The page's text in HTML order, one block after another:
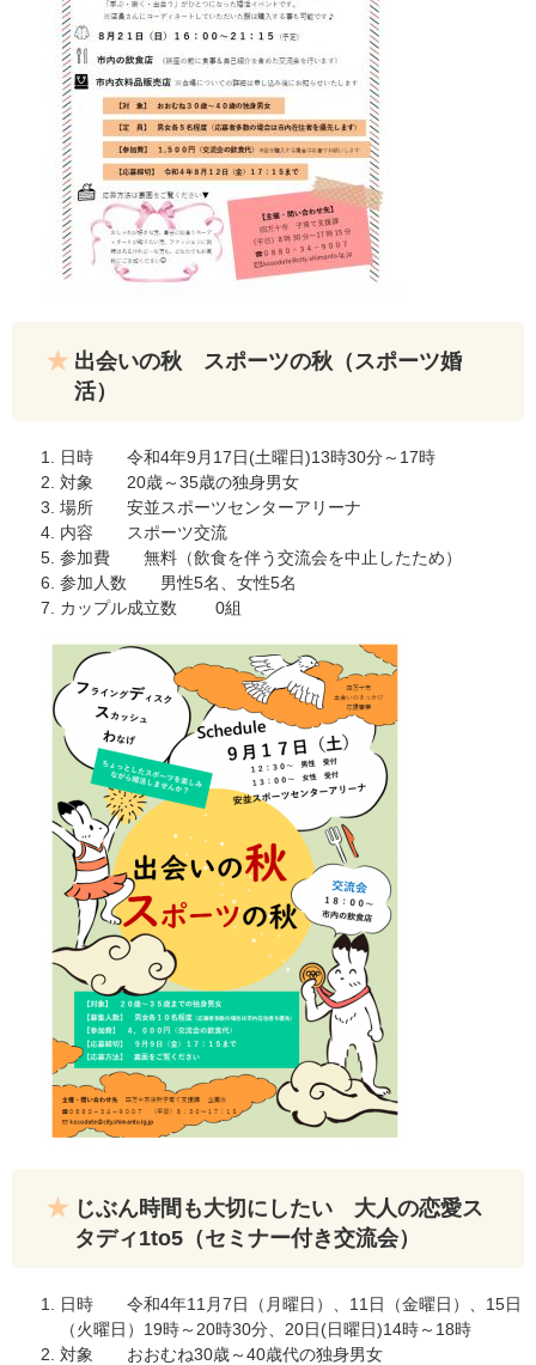
出会いの秋 スポーツの秋（スポーツ婚
活）
日時 令和4年9月17日(土曜日)13時30分～17時
対象 20歳～35歳の独身男女
場所 安並スポーツセンターアリーナ
内容 スポーツ交流
参加費 無料（飲食を伴う交流会を中止したため）
参加人数 男性5名、女性5名
カップル成立数 0組
じぶん時間も大切にしたい 大人の恋愛ス
タディ1to5（セミナー付き交流会）
日時 令和4年11月7日（月曜日）、11日（金曜日）、15日
（火曜日）19時～20時30分、20日(日曜日)14時～18時
対象 おおむね30歳～40歳代の独身男女